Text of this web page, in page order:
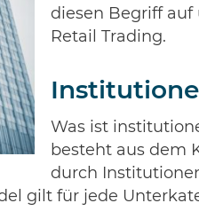
diesen Begriff
Retail Trading.
Was ist
besteht aus dem
durch
gilt für jede